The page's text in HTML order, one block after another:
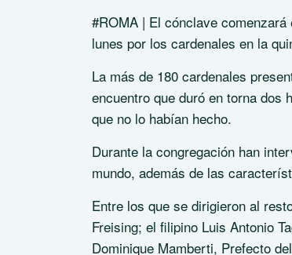
#ROMA | El cónclave
lunes por los cardenales en la
La más de 180 cardenales
encuentro que duró en torna dos
que no lo habían hecho.
Durante la congregación han
mundo, además de las
Entre los que se dirigieron al
Freising; el filipino Luis Antonio
Dominique Mamberti, Prefecto